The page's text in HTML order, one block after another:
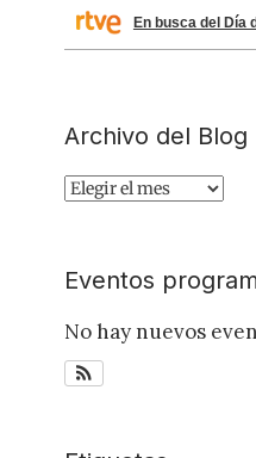
En busca del Día
Archivo del Blog
Archivo
Eventos
No hay nuevos